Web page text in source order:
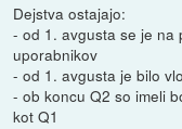
Dejstva ostajajo:
- od 1. avgusta se je na
uporabnikov
- od 1. avgusta je bilo
- ob koncu Q2 so imeli
kot Q1